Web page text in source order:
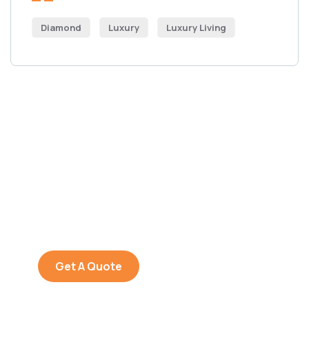
Diamond Luxury Luxury Living
Get A Quote